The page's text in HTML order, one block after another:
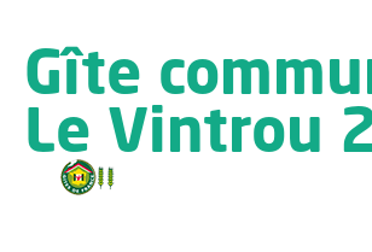
Gîte
Le Vintrou